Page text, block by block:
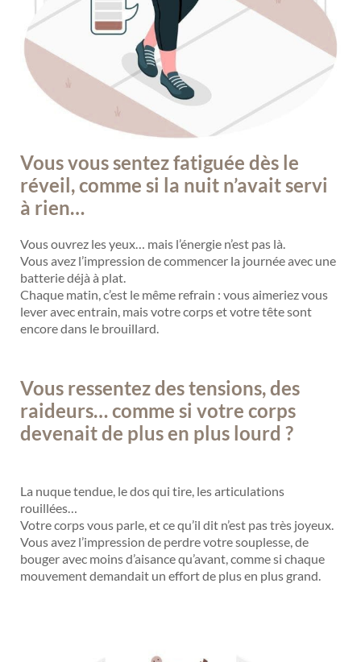
Vous vous sentez fatiguée dès le
réveil, comme si la nuit n’avait servi
à rien…
Vous ouvrez les yeux… mais l’énergie n’est pas là.
Vous avez l’impression de commencer la journée avec une
batterie déjà à plat.
Chaque matin, c’est le même refrain : vous aimeriez vous
lever avec entrain, mais votre corps et votre tête sont
encore dans le brouillard.
Vous ressentez des tensions, des
raideurs… comme si votre corps
devenait de plus en plus lourd ?
La nuque tendue, le dos qui tire, les articulations
rouillées…
Votre corps vous parle, et ce qu’il dit n’est pas très joyeux.
Vous avez l’impression de perdre votre souplesse, de
bouger avec moins d’aisance qu’avant, comme si chaque
mouvement demandait un effort de plus en plus grand.